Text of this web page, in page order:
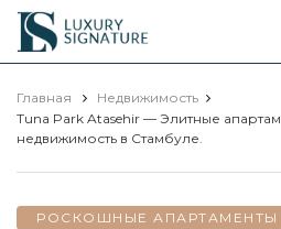
Luxury
Signature
Главная
Недвижимость
Tuna Park Atasehir — Элитные
недвижимость в Стамбуле.
РОСКОШНЫЕ АПАРТАМЕНТЫ